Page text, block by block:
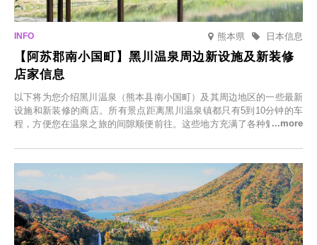
熊本県 日本信息
【阿苏郡南小国町】黑川温泉周边新设施及新装修
店家信息
以下将为您介绍黑川温泉（熊本县南小国町）及其周边地区的一些最新
设施和新装修的商店。所有景点距离黑川温泉镇都只有5到10分钟的车
程，方便您在温泉之旅的间隙顺便前往。这些地方充满了各种魅力，包
食材的餐厅。让您体验黑川温泉的全新乐趣。